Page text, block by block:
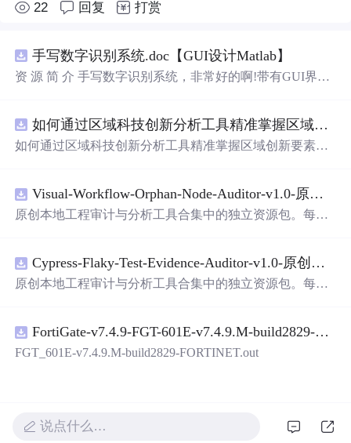
22 回复 打赏
手写数字识别系统.doc【GUI设计Matlab】
资 源 简 介 手写数字识别系统，非常好的啊!带有GUI界
带有直观的图形用户界面（GUI），非常容易使用。你只
需要将手写数字输入系统，它将立即给出准确的识别结
是一个非常方便和实用的工具，你一定会喜欢它的！
如何通过区域科技创新分析工具精准掌握区域创新要素分布与产业链融合现状？.docx
如何通过区域科技创新分析工具精准掌握区域创新要素分
Visual-Workflow-Orphan-Node-Auditor-v1.0-原创源码与文档.zip
原创本地工程审计与分析工具合集中的独立资源包。每个
README、运行说明、功能清单、MIT License及原创与授
权声明。解压后进入project目录，执行npm test验证算法，
目源码、Logo、官方截图、论文、生产日志或其他受限素
材。适合前端开发、AI应用工程、测试审计和课程实践。
Cypress-Flaky-Test-Evidence-Auditor-v1.0-原创源码与文档.zip
原创本地工程审计与分析工具合集中的独立资源包。每个
README、运行说明、功能清单、MIT License及原创与授
权声明。解压后进入project目录，执行npm test验证算法，
FortiGate-v7.4.9-FGT-601E-v7.4.9.M-build2829-FORTINET.out
FGT_601E-v7.4.9.M-build2829-FORTINET.out
说点什么…